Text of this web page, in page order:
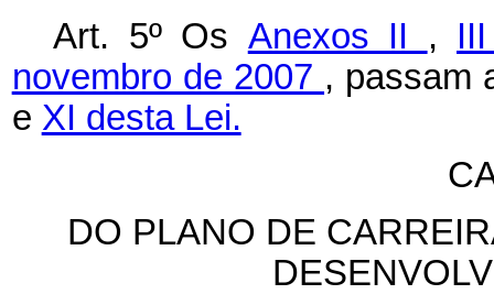
Art. 5º Os Anexos II ,
novembro de 2007 , passam
e XI desta Lei.
DO PLANO DE